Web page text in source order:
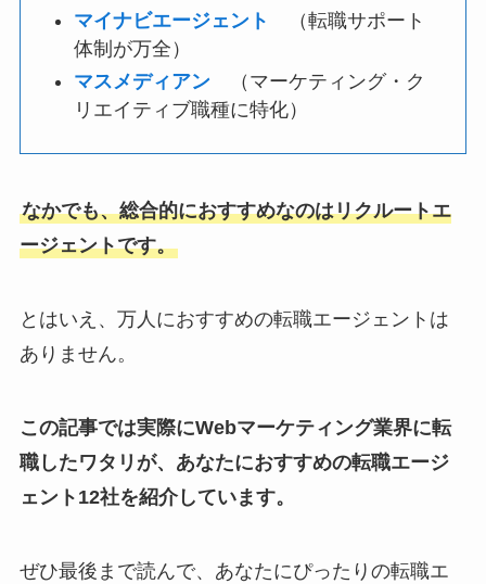
マイナビエージェント
（転職サポート
体制が万全）
マスメディアン （マーケティング・ク
リエイティブ職種に特化）
なかでも、総合的におすすめなのはリクルートエ
ージェントです。
とはいえ、万人におすすめの転職エージェントは
ありません。
この記事では実際にWebマーケティング業界に転
職したワタリが、あなたにおすすめの転職エージ
ェント12社を紹介しています。
ぜひ最後まで読んで、あなたにぴったりの転職エ